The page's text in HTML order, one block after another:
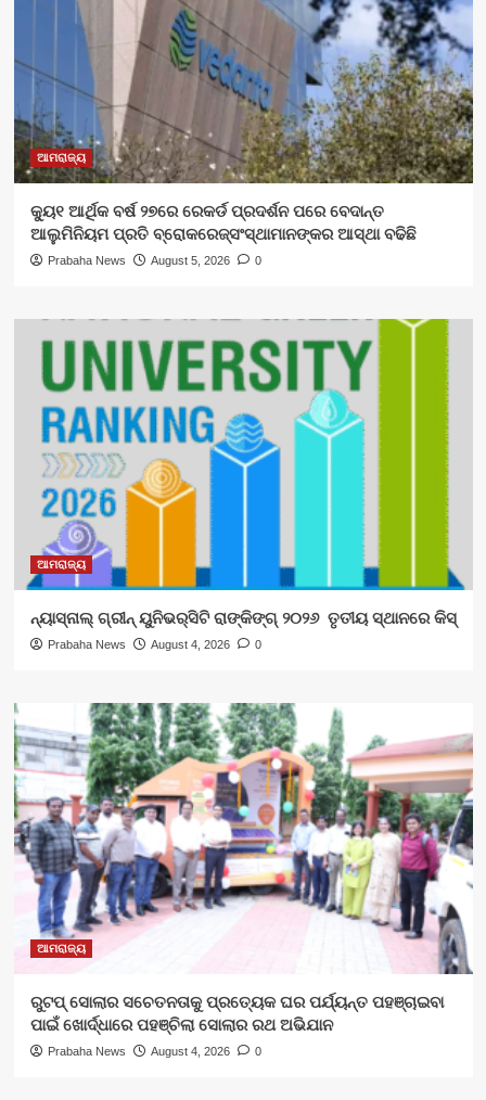
ଆମରାଜ୍ୟ
କ୍ୟୁ୧ ଆର୍ଥିକ ବର୍ଷ ୨୭ରେ ରେକର୍ଡ ପ୍ରଦର୍ଶନ ପରେ ବେଦାନ୍ତ
ଆଲୁମିନିୟମ ପ୍ରତି ବ୍ରୋକରେଜ୍‌ସଂସ୍ଥାମାନଙ୍କର ଆସ୍ଥା ବଢିଛି
Prabaha News August 5, 2026 0
ଆମରାଜ୍ୟ
ନ୍ୟାସ୍‍ନାଲ୍‍ ଗ୍ରୀନ୍ ୟୁନିଭର୍‍ସିଟି ରାଙ୍କିଙ୍ଗ୍‌ ୨୦୨୬ ତୃତୀୟ ସ୍ଥାନରେ କିସ୍
Prabaha News August 4, 2026 0
ଆମରାଜ୍ୟ
ରୁଟପ୍ ସୋଲାର ସଚେତନତାକୁ ପ୍ରତ୍ୟେକ ଘର ପର୍ଯ୍ୟନ୍ତ ପହଞ୍ଚାଇବା
ପାଇଁ ଖୋର୍ଦ୍ଧାରେ ପହଞ୍ଚିଲା ସୋଲାର ରଥ ଅଭିଯାନ
Prabaha News August 4, 2026 0